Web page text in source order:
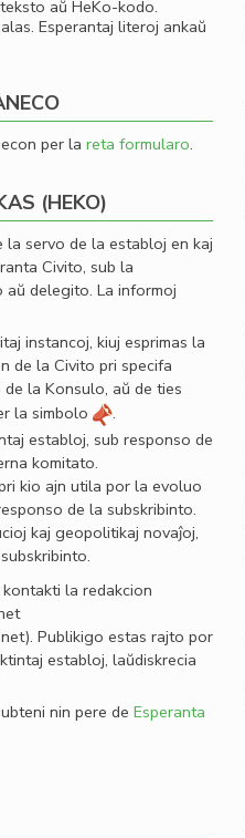
aŭ HeKo-kodo.
Esperantaj literoj ankaŭ
per la reta formularo.
(HEKO)
servo de la establoj en kaj
Civito, sub la
aŭ delegito. La informoj
instancoj, kiuj esprimas la
de la Civito pri specifa
la Konsulo, aŭ de ties
la simbolo
.
establoj, sub responso de
komitato.
kio ajn utila por la evoluo
de la subskribinto.
kaj geopolitikaj novaĵoj,
kontakti la redakcion
. Publikigo estas rajto por
establoj, laŭdiskrecia
nin pere de Esperanta